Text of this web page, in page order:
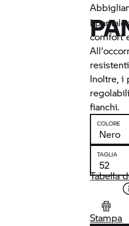
I
comfort
Inoltre, i
fianchi.
COLORE
TAGLIA
Tabella
Stampa